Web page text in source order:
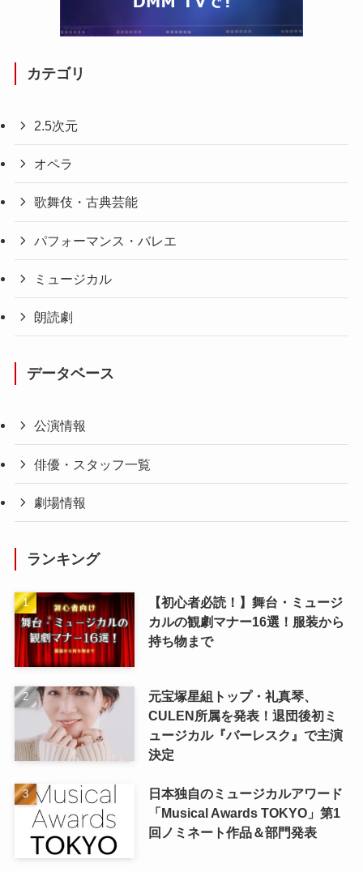
カテゴリ
2.5次元
オペラ
歌舞伎・古典芸能
パフォーマンス・バレエ
ミュージカル
朗読劇
データベース
公演情報
俳優・スタッフ一覧
劇場情報
ランキング
【初心者必読！】舞台・ミュージ
カルの観劇マナー16選！服装から
持ち物まで
元宝塚星組トップ・礼真琴、
CULEN所属を発表！退団後初ミ
ュージカル『バーレスク』で主演
決定
日本独自のミュージカルアワード
「Musical Awards TOKYO」第1
回ノミネート作品＆部門発表